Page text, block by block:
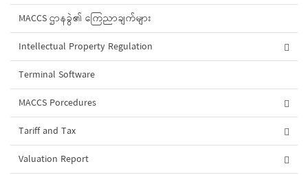
MACCS ဌာနခွဲ၏ ကြေညာချက်များ
Intellectual Property Regulation
Terminal Software
MACCS Porcedures
Tariff and Tax
Valuation Report